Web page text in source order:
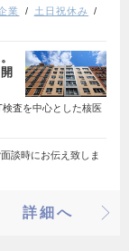
業
土日祝休み
査を中心とした核医
談時にお伝え致しま
詳細へ